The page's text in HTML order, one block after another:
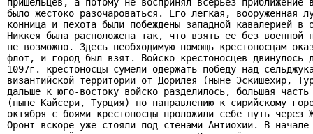
было жестоко разочароваться. Его легкая, вооруженная
конница и пехота были побеждены западной кавалерией в
Никкея была расположена так, что взять ее без военной
не возможно. Здесь необходимую помощь крестоносцам
флот, и город был взят. Войско крестоносцев двинулось
1097г. крестоносцы сумели одержать победу над
византийской территории от Дорилея (ныне Эскишехир,
дальше к юго-востоку войско разделилось, большая
(ныне Кайсери, Турция) по направлению к сирийскому
октября с боями крестоносцы проложили себе путь через
Оронт вскоре уже стояли под стенами Антиохии. В